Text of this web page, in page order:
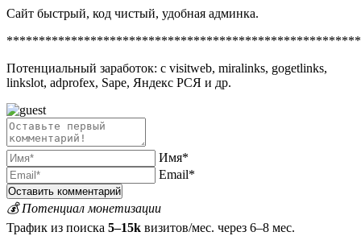
Сайт быстрый, код чистый, удобная админка.
Потенциальный заработок: с visitweb, miralinks, gogetlinks,
linkslot, adprofex, Sape, Яндекс РСЯ и др.
Имя*
Email*
💰 Потенциал монетизации
Трафик из поиска 5–15k визитов/мес. через 6–8 мес.